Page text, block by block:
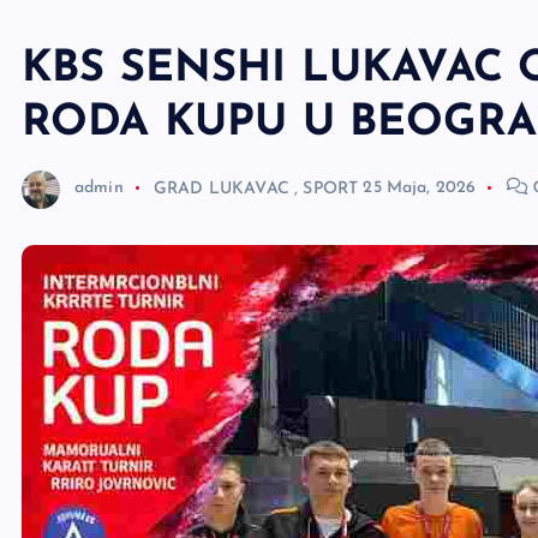
KBS SENSHI LUKAVAC
RODA KUPU U
admin GRAD LUKAVAC , SPORT 25 Maja, 2026